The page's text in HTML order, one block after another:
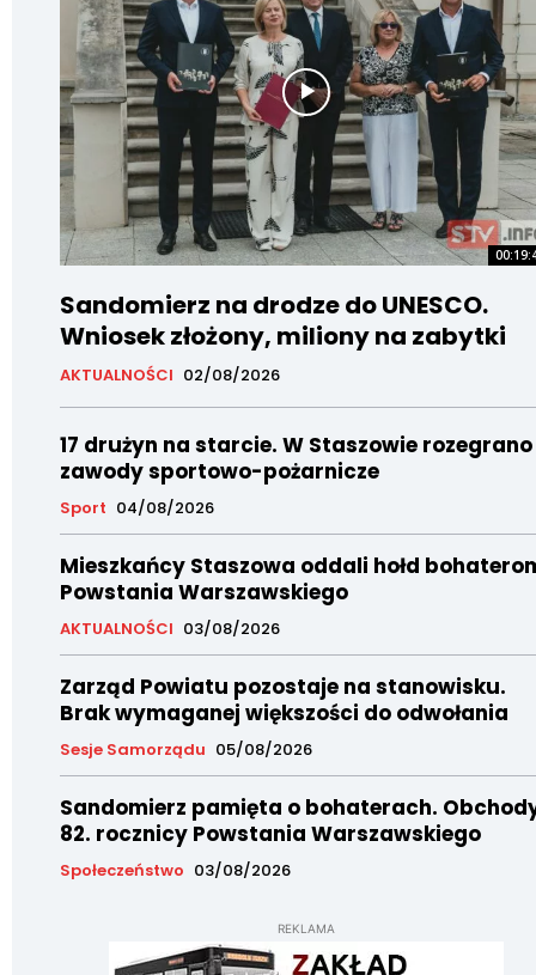
Sandomierz na drodze do UNESCO.
Wniosek złożony, miliony na zabytki
AKTUALNOŚCI 02/08/2026
17 drużyn na starcie. W Staszowie rozegrano
zawody sportowo-pożarnicze
Sport 04/08/2026
Mieszkańcy Staszowa oddali hołd
Powstania Warszawskiego
AKTUALNOŚCI 03/08/2026
Zarząd Powiatu pozostaje na stanowisku.
Brak wymaganej większości do odwołania
Sesje Samorządu 05/08/2026
Sandomierz pamięta o bohaterach.
82. rocznicy Powstania Warszawskiego
Społeczeństwo 03/08/2026
REKLAMA